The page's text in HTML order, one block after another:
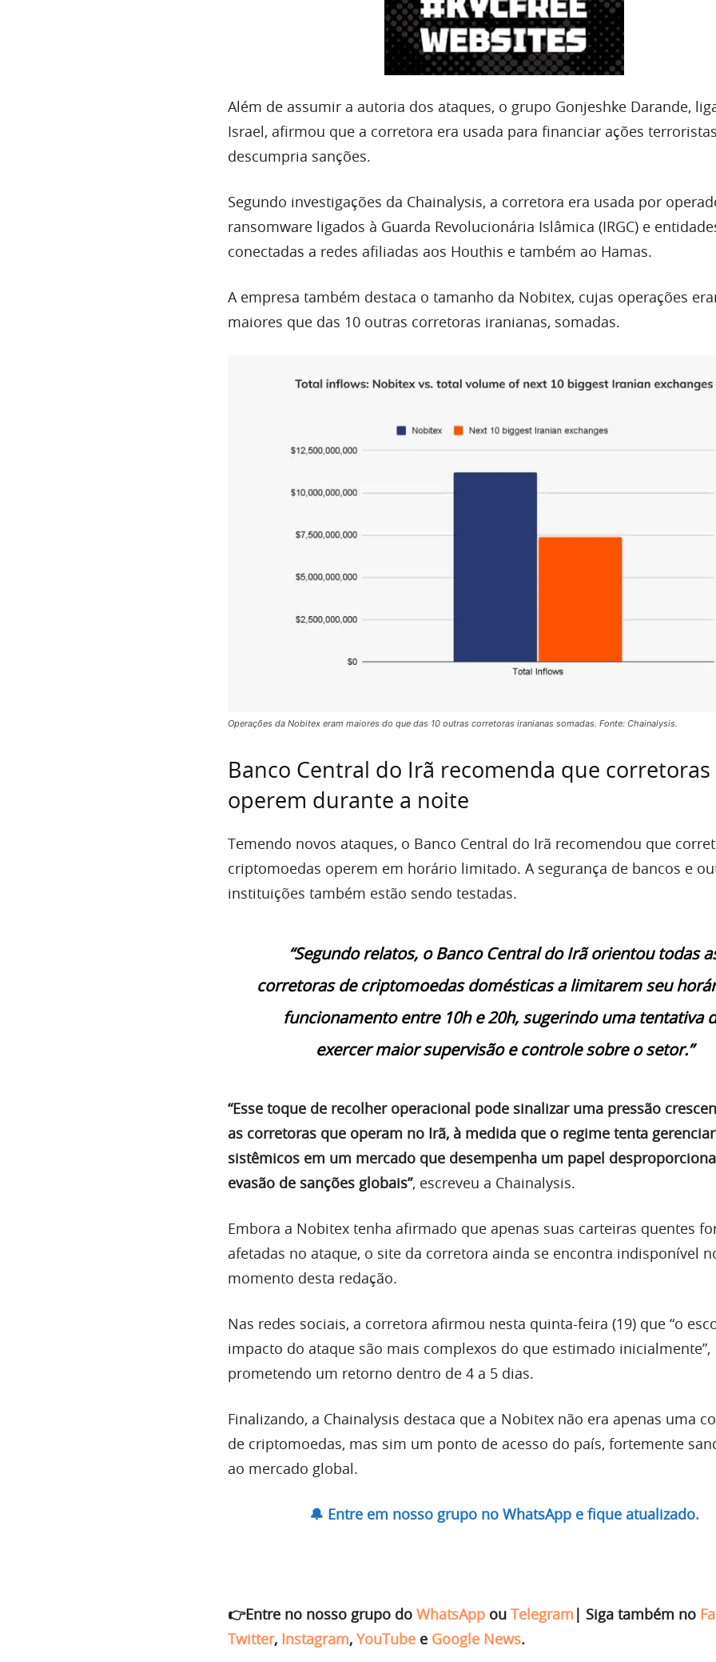
Além de assumir a autoria dos ataques, o grupo Gonjeshke Darande,
Israel, afirmou que a corretora era usada para financiar ações
descumpria sanções.
Segundo investigações da Chainalysis, a corretora era usada por
ransomware ligados à Guarda Revolucionária Islâmica (IRGC) e
conectadas a redes afiliadas aos Houthis e também ao Hamas.
A empresa também destaca o tamanho da Nobitex, cujas operações
maiores que das 10 outras corretoras iranianas, somadas.
Operações da Nobitex eram maiores do que das 10 outras corretoras iranianas somadas. Fonte: Chainalysis.
Banco Central do Irã recomenda que
operem durante a noite
Temendo novos ataques, o Banco Central do Irã recomendou que
criptomoedas operem em horário limitado. A segurança de bancos e
instituições também estão sendo testadas.
“Segundo relatos, o Banco Central do Irã orientou todas
corretoras de criptomoedas domésticas a limitarem seu
funcionamento entre 10h e 20h, sugerindo uma tentativa
exercer maior supervisão e controle sobre o setor.”
“Esse toque de recolher operacional pode sinalizar uma pressão
as corretoras que operam no Irã, à medida que o regime tenta
sistêmicos em um mercado que desempenha um papel
evasão de sanções globais”, escreveu a Chainalysis.
Embora a Nobitex tenha afirmado que apenas suas carteiras quentes
afetadas no ataque, o site da corretora ainda se encontra indisponível
momento desta redação.
Nas redes sociais, a corretora afirmou nesta quinta-feira (19) que “o
impacto do ataque são mais complexos do que estimado inicialmente”,
prometendo um retorno dentro de 4 a 5 dias.
Finalizando, a Chainalysis destaca que a Nobitex não era apenas uma
de criptomoedas, mas sim um ponto de acesso do país, fortemente
ao mercado global.
🔔 Entre em nosso grupo no WhatsApp e fique atualizado.
👉Entre no nosso grupo do WhatsApp ou Telegram | Siga também no
Twitter, Instagram, YouTube e Google News.